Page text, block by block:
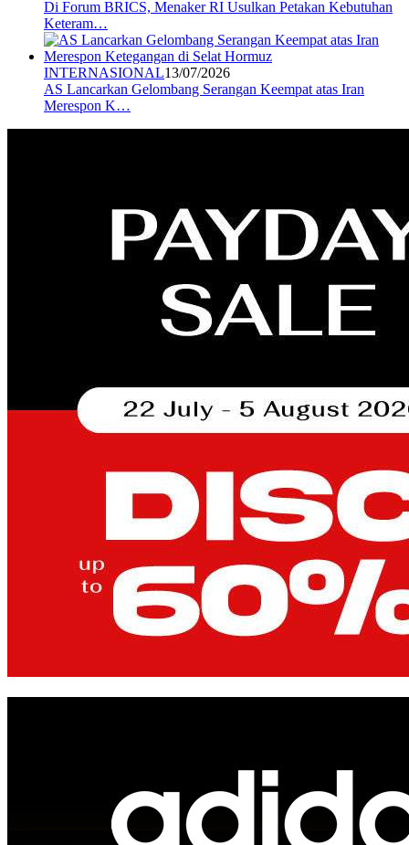
Di Forum BRICS, Menaker RI Usulkan Petakan Kebutuhan
Keteram…
INTERNASIONAL13/07/2026
AS Lancarkan Gelombang Serangan Keempat atas Iran
Merespon K…